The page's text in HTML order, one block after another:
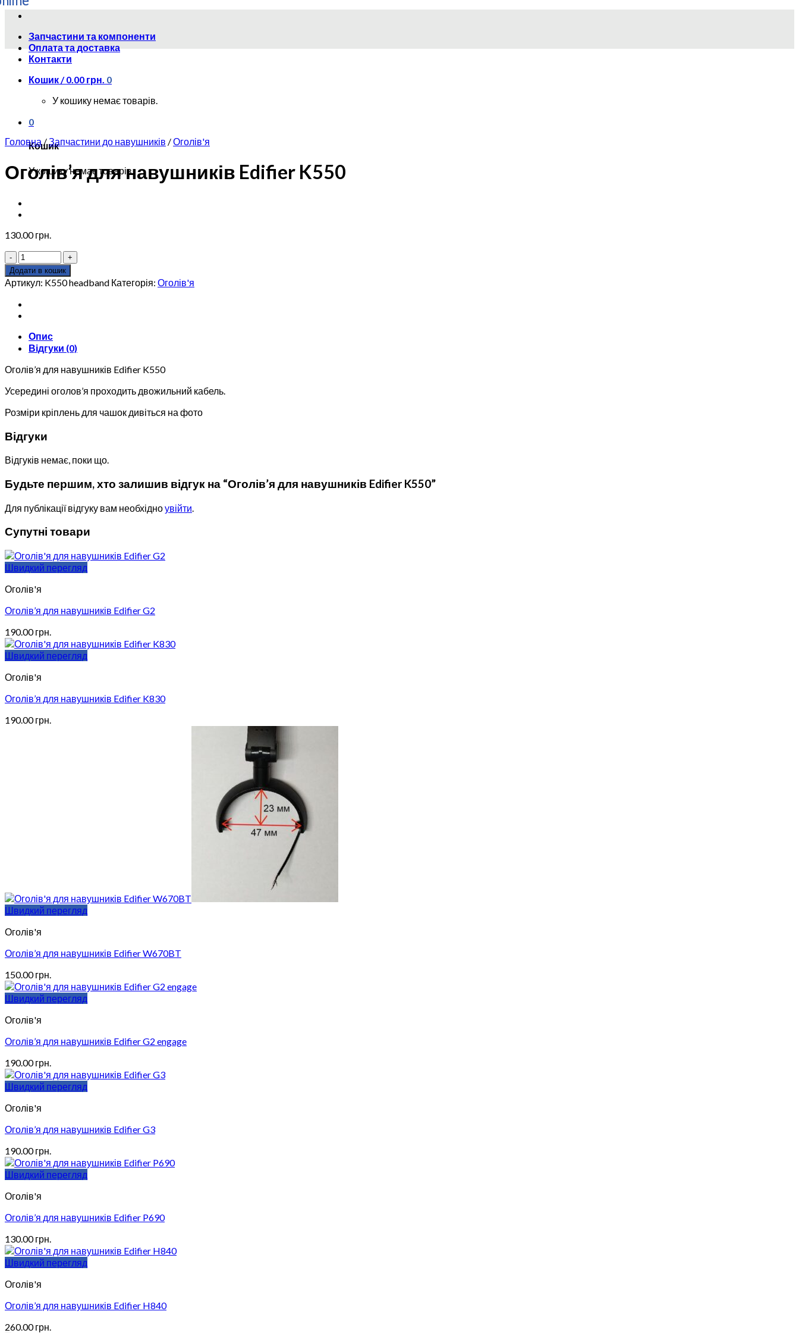
Skip
contentЗапчастини та компоненти
Оплата та доставка
Контакти
Кошик /0.00 грн. 0
У кошику немає товарів.
0
Кошик
У кошику немає товарів.
Головна/Запчастини до навушників /Оголів'я
Оголів’я для навушників Edifier K550
130.00грн.
Оголів'я
для
навушників
Edifier
K550
кількість
Додати в кошик
Артикул: K550 headband Категорія: Оголів'я
Опис
Відгуки (0)
Оголів’я для навушників Edifier K550
Усередині оголов’я проходить двожильний кабель.
Розміри кріплень для чашок дивіться на фото
Відгуки
Відгуків немає, поки що.
Будьте першим, хто залишив відгук на “Оголів’я для навушників Edifier K550”
Для публікації відгуку вам необхідноувійти
Супутні товари
Швидкий перегляд
Оголів'я
Оголів’я для навушників Edifier G2
190.00грн.
Швидкий перегляд
Оголів'я
Оголів’я для навушників Edifier K830
190.00грн.
Швидкий перегляд
Оголів'я
Оголів’я для навушників Edifier W670BT
150.00грн.
Швидкий перегляд
Оголів'я
Оголів’я для навушників Edifier G2 engage
190.00грн.
Швидкий перегляд
Оголів'я
Оголів’я для навушників Edifier G3
190.00грн.
Швидкий перегляд
Оголів'я
Оголів’я для навушників Edifier P690
130.00грн.
Швидкий перегляд
Оголів'я
Оголів’я для навушників Edifier H840
260.00грн.